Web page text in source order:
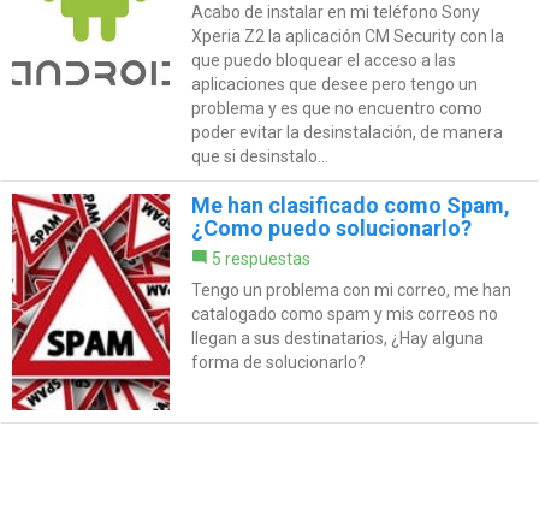
Acabo de instalar en mi teléfono Sony
Xperia Z2 la aplicación CM Security con la
que puedo bloquear el acceso a las
aplicaciones que desee pero tengo un
problema y es que no encuentro como
poder evitar la desinstalación, de manera
que si desinstalo...
Me han clasificado como Spam,
¿Como puedo solucionarlo?
5 respuestas
Tengo un problema con mi correo, me han
catalogado como spam y mis correos no
llegan a sus destinatarios, ¿Hay alguna
forma de solucionarlo?